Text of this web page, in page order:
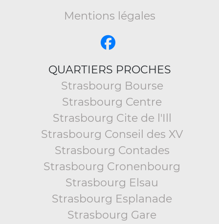
Mentions légales
QUARTIERS PROCHES
Strasbourg Bourse
Strasbourg Centre
Strasbourg Cite de l'Ill
Strasbourg Conseil des XV
Strasbourg Contades
Strasbourg Cronenbourg
Strasbourg Elsau
Strasbourg Esplanade
Strasbourg Gare